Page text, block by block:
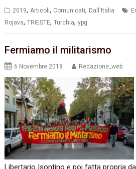
2019,Articoli, Comunicati, Dall'Italia
Rojava,TRIESTE,Turchia,ypg
Fermiamo il militarismo
6 Novembre 2018 Redazione_web
Libertario Isontino e poi fatta propria